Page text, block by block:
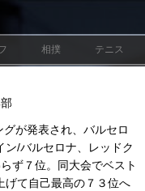
相撲 テニス
が発表され、バルセロ
/バルセロナ、レッドク
ず７位。同大会でベスト
げて自己最高の７３位へ